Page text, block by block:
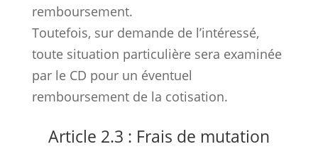
remboursement.
Toutefois, sur demande de l’intéressé,
toute situation particulière sera examinée
par le CD pour un éventuel
remboursement de la cotisation.
Article 2.3 : Frais de mutation